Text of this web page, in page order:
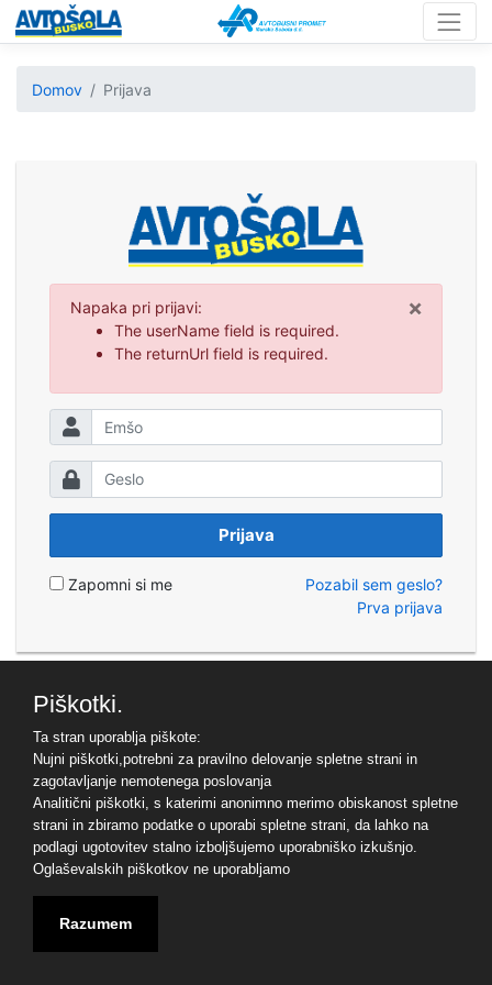
Domov Prijava
×
Napaka pri prijavi:
The userName field is required.
The returnUrl field is required.
Prijava
Zapomni si me
Pozabil sem geslo?
Prva prijava
© 2023 - APMS d.d. -
Piškotki.
Ta stran uporablja piškote:
Nujni piškotki,potrebni za pravilno delovanje spletne strani in
zagotavljanje nemotenega poslovanja
Analitični piškotki, s katerimi anonimno merimo obiskanost spletne
strani in zbiramo podatke o uporabi spletne strani, da lahko na
podlagi ugotovitev stalno izboljšujemo uporabniško izkušnjo.
Oglaševalskih piškotkov ne uporabljamo
Razumem